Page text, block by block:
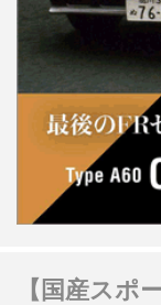
【国産スポ